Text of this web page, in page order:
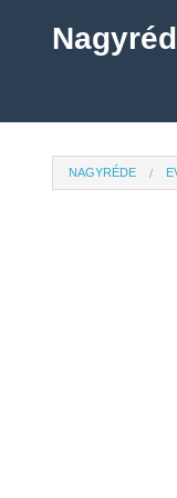
NAGYRÉDE